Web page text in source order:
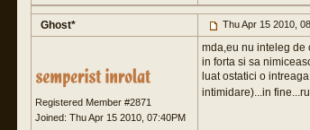
Ghost* Thu Apr 15 2010,
Registered Member #2871
Joined: Thu Apr 15 2010, 07:40PM
mda,eu nu inteleg de
in forta si sa
luat ostatici o
intimidare)...in